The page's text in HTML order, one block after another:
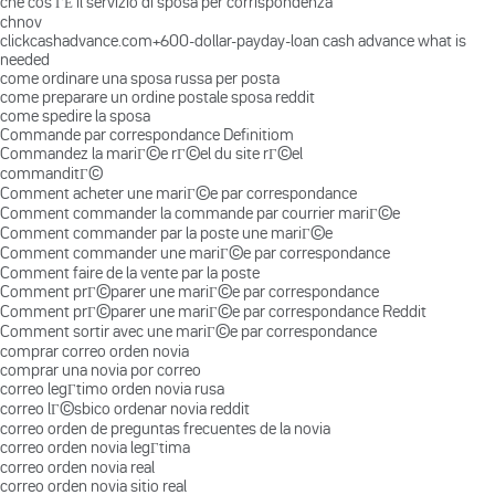
chnov
clickcashadvance.com+600-dollar-payday-loan cash advance what is
needed
come ordinare una sposa russa per posta
come preparare un ordine postale sposa reddit
come spedire la sposa
Commande par correspondance Definitiom
Commandez la mariГ©e rГ©el du site rГ©el
commanditГ©
Comment acheter une mariГ©e par correspondance
Comment commander la commande par courrier mariГ©e
Comment commander par la poste une mariГ©e
Comment commander une mariГ©e par correspondance
Comment faire de la vente par la poste
Comment prГ©parer une mariГ©e par correspondance
Comment prГ©parer une mariГ©e par correspondance Reddit
Comment sortir avec une mariГ©e par correspondance
comprar correo orden novia
comprar una novia por correo
correo legГ­timo orden novia rusa
correo lГ©sbico ordenar novia reddit
correo orden de preguntas frecuentes de la novia
correo orden novia legГ­tima
correo orden novia real
correo orden novia sitio real